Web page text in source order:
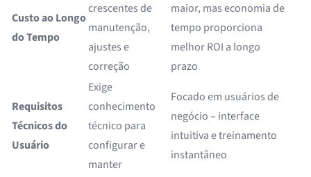
Custo ao Longo
do Tempo
crescentes de
manutenção,
ajustes e
correção
maior, mas economia de
tempo proporciona
melhor ROI a longo
prazo
Requisitos
Técnicos do
Usuário
Exige
conhecimento
técnico para
configurar e
manter
Focado em usuários de
negócio – interface
intuitiva e treinamento
instantâneo